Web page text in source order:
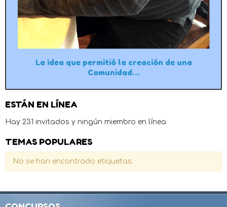
La idea que permitió la creación de una
Comunidad…
ESTÁN EN LÍNEA
Hay 231 invitados y ningún miembro en línea
TEMAS POPULARES
No se han encontrado etiquetas.